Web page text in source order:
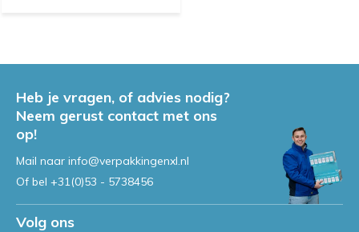
Heb je vragen, of advies nodig?
Neem gerust contact met ons
op!
Mail naar info@verpakkingenxl.nl
Of bel +31(0)53 - 5738456
Volg ons